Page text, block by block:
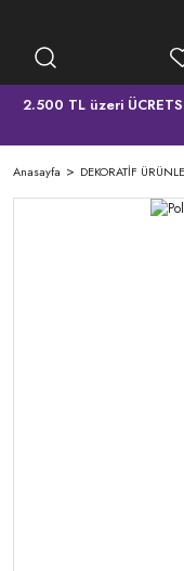
2.500 TL üzeri
Anasayfa DEKORATİF